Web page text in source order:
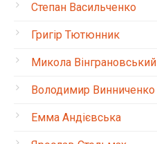
Степан Васильченко
Григір Тютюнник
Микола Вінграновський
Володимир Винниченко
Емма Андієвська